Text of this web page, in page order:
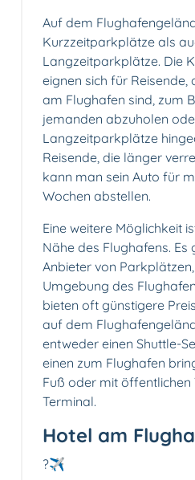
Auf dem
Kurzzeitparkplätze als
Langzeitparkplätze. Die
eignen sich für Reisende,
am Flughafen sind, zum
jemanden abzuholen
Langzeitparkplätze
Reisende, die länger
kann man sein Auto für
Wochen abstellen.
Eine weitere Möglichkeit
Nähe des Flughafens. Es
Anbieter von
Umgebung des
bieten oft günstigere
auf dem
entweder einen Shuttle-
einen zum Flughafen
Fuß oder mit
Terminal.
Hotel am
?✈️